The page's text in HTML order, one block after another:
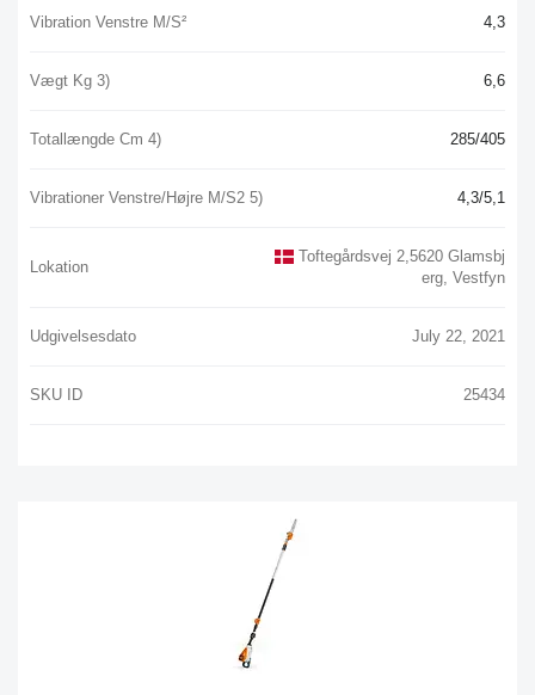
Vibration Venstre M/s² 4,3
Vægt Kg 3) 6,6
Totallængde Cm 4) 285/405
Vibrationer Venstre/højre M/s2 5) 4,3/5,1
Lokation
Toftegårdsvej 2,5620 Glamsbj
Erg, Vestfyn
Udgivelsesdato July 22, 2021
SKU ID 25434